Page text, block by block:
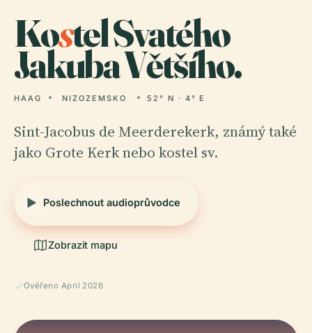
Kostel Svatého
Jakuba Většího.
HAAG NIZOZEMSKO 52° N · 4° E
Sint-Jacobus de Meerderekerk, známý také
jako Grote Kerk nebo kostel sv.
Poslechnout audioprůvodce
Zobrazit mapu
Ověřeno April 2026